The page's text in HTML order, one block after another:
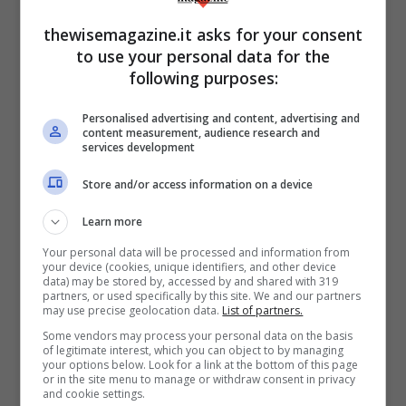
potere nei panni di Creonte gli ha
comunque offerto diversi spunti
interessanti: «Di certo»,dice Creonte in un
passo dell’Antigone, «uno non può
conoscere a fondo un uomo, il suo
carattere, i suoi principi, la sua capacità di
giudizio, finché non avrà dato prova di sé,
governando il popolo, applicando la legge.
L’esperienza, questa è la prova».La
“prova”, nel caso di Mandela, è stata
ragionare
(sul palco, d’accordo, ma non
solo)con la testa di un uomo che
rappresentava l’establishment, lo status
thewisemagazine.it asks for your consent
to use your personal data for the
following purposes:
Personalised advertising and content, advertising and
content measurement, audience research and
services development
Store and/or access information on a device
Learn more
Your personal data will be processed and information from
your device (cookies, unique identifiers, and other device
data) may be stored by, accessed by and shared with 319
partners, or used specifically by this site. We and our partners
may use precise geolocation data. List of partners.
Some vendors may process your personal data on the basis
of legitimate interest, which you can object to by managing
your options below. Look for a link at the bottom of this page
or in the site menu to manage or withdraw consent in privacy
and cookie settings.